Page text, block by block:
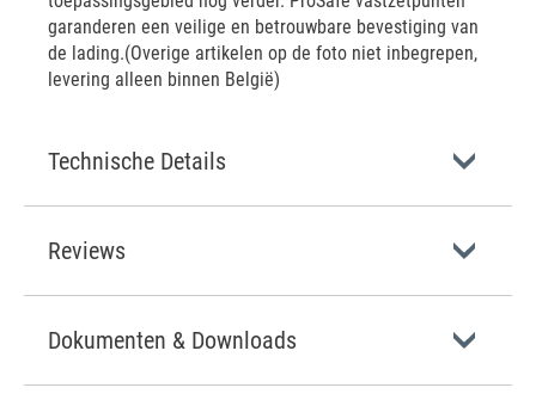
garanderen een veilige en betrouwbare bevestiging van
de lading.(Overige artikelen op de foto niet inbegrepen,
levering alleen binnen België)
Technische Details
Reviews
Dokumenten & Downloads